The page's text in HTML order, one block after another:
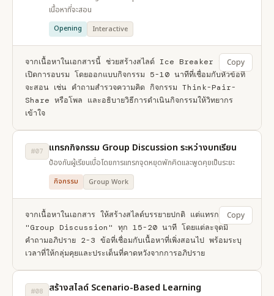
เนื้อหาที่จะสอน
Opening Interactive
จากเนื้อหาในเอกสารนี้ ช่วยสร้างสไลด์ Ice Breaker สำหรับ
เปิดการอบรม โดยออกแบบกิจกรรม 5-10 นาทีที่เชื่อมกับหัวข้อที่
จะสอน เช่น คำถามสำรวจความคิด กิจกรรม Think-Pair-
Share หรือโพล และอธิบายวิธีการดำเนินกิจกรรมให้วิทยากร
เข้าใจ
Copy
#07 แทรกกิจกรรม Group Discussion ระหว่างบทเรียน
ป้องกันผู้เรียนเบื่อโดยการแทรกจุดหยุดพักคิดและพูดคุยเป็นระยะ
กิจกรรม Group Work
จากเนื้อหาในเอกสาร ให้สร้างสไลด์บรรยายปกติ แต่แทรกสไลด์
"Group Discussion" ทุก 15-20 นาที โดยแต่ละจุดมี
คำถามอภิปราย 2-3 ข้อที่เชื่อมกับเนื้อหาที่เพิ่งสอนไป พร้อมระบุ
เวลาที่ให้กลุ่มคุยและประเด็นที่คาดหวังจากการอภิปราย
Copy
#08 สร้างสไลด์ Scenario-Based Learning